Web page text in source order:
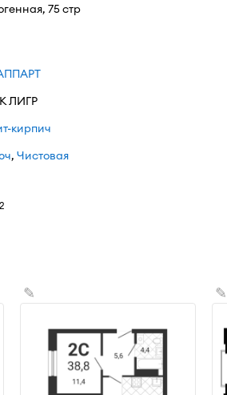
75 стр
ЛИГР
кирпич
,Чистовая
2
✎ ✎